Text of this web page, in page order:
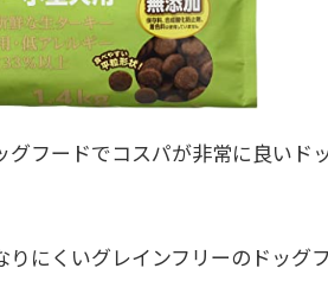
フードでコスパが非常に良いド
にくいグレインフリーのドッグ